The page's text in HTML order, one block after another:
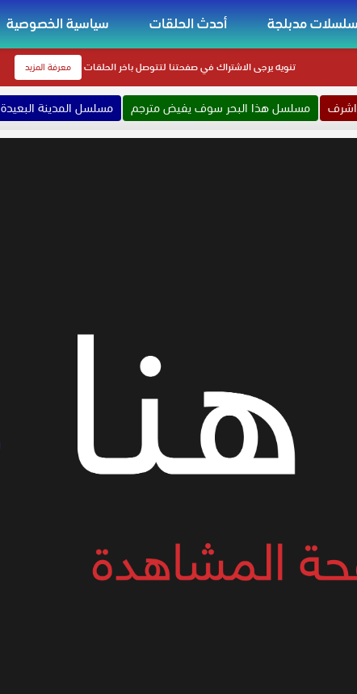
مدبلجة أحدث الحلقات سياسية الخصوصية
تنويهيرجى الاشتراك في صفحتنا لتتوصل باخر الحلقات معرفة المزيد
مسلسل هذا البحر سوف يفيض مترجم مسلسل المدينة البعيدة